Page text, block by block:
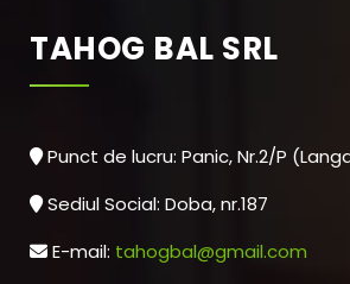
TAHOG BAL SRL
Punct de lucru: Panic, Nr.2/P
Sediul Social: Doba, nr.187
E-mail: tahogbal@gmail.com